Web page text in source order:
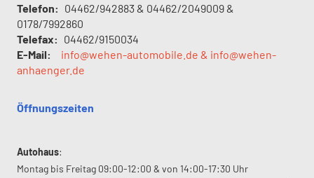
Telefon: 04462/942883 & 04462/2049009 &
0178/7992860
Telefax: 04462/9150034
E-Mail:
info@wehen-automobile.de & info@wehen-
anhaenger.de
Öffnungszeiten
Autohaus:
Montag bis Freitag 09:00-12:00 & von 14:00-17:30 Uhr